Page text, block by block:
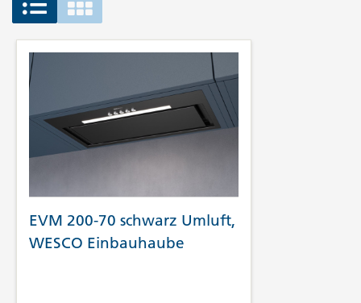
EVM 200-70 schwarz Umluft,
WESCO Einbauhaube